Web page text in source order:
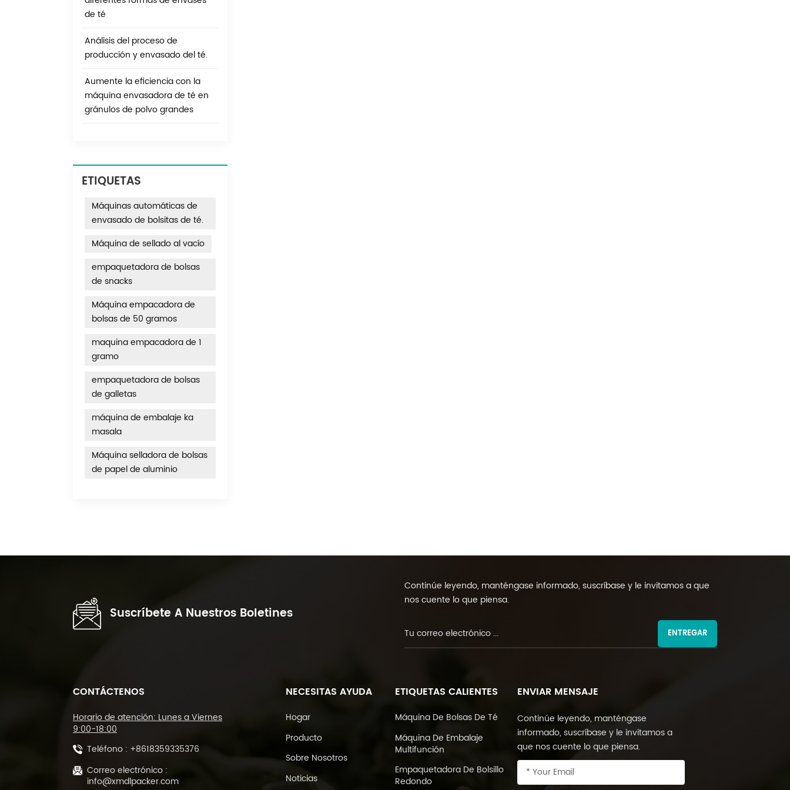
de té
Análisis del proceso de
producción y envasado del té.
Aumente la eficiencia con la
máquina envasadora de té en
gránulos de polvo grandes
ETIQUETAS
Máquinas automáticas de
envasado de bolsitas de té.
Máquina de sellado al vacío
empaquetadora de bolsas
de snacks
Máquina empacadora de
bolsas de 50 gramos
maquina empacadora de 1
gramo
empaquetadora de bolsas
de galletas
máquina de embalaje ka
masala
Máquina selladora de bolsas
de papel de aluminio
Suscríbete A Nuestros Boletines
Continúe leyendo, manténgase informado, suscríbase y le invitamos a que
nos cuente lo que piensa.
ENTREGAR
CONTÁCTENOS
Horario de atención: Lunes a Viernes
9:00-18:00
Teléfono : +8618359335376
Correo electrónico :
info@xmdlpacker.com
NECESITAS AYUDA
Hogar
Producto
Sobre Nosotros
Noticias
ETIQUETAS CALIENTES
Máquina De Bolsas De Té
Máquina De Embalaje
Multifunción
Empaquetadora De Bolsillo
Redondo
ENVIAR MENSAJE
Continúe leyendo, manténgase
informado, suscríbase y le invitamos a
que nos cuente lo que piensa.